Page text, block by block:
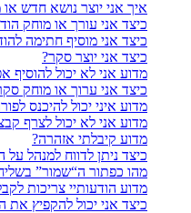
איך אני יוצר נושא חדש
כיצד אני עורך או מוחק
כיצד אני מוסיף חתימה
כיצד אני יוצר סקר?
מדוע אני לא יכול להוסיף
כיצד אני ערוך או מוחק
מדוע איני יכול להיכנס
מדוע אני לא יכול לצרף
מדוע קיבלתי אזהרה?
כיצד ניתן לדווח למנהל על
מהו כפתור ה“שמור”
מדוע הודעותיי צריכות
כיצד אני יכול להקפיץ את